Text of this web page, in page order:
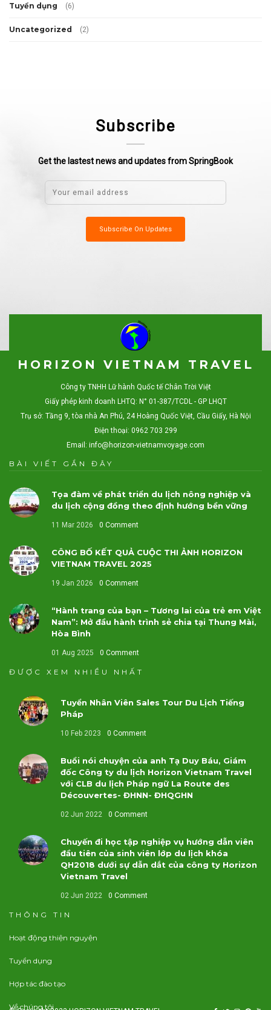
Tuyển dụng (6)
Uncategorized (2)
Subscribe
Get the lastest news and updates from SpringBook
HORIZON VIETNAM TRAVEL
Công ty TNHH Lữ hành Quốc tế Chân Trời Việt
Giấy phép kinh doanh LHTQ: N° 01-387/TCDL - GP LHQT
Trụ sở: Tầng 9, tòa nhà An Phú, 24 Hoàng Quốc Việt, Cầu Giấy, Hà Nội
Điện thoại: 0962 703 299
Email: info@horizon-vietnamvoyage.com
BÀI VIẾT GẦN ĐÂY
Tọa đàm về phát triển du lịch nông nghiệp và
du lịch cộng đồng theo định hướng bền vững
11 Mar 2026 0 Comment
CÔNG BỐ KẾT QUẢ CUỘC THI ẢNH HORIZON
VIETNAM TRAVEL 2025
19 Jan 2026 0 Comment
“Hành trang của bạn – Tương lai của trẻ em Việt
Nam”: Mở đầu hành trình sẻ chia tại Thung Mài,
Hòa Bình
01 Aug 2025 0 Comment
ĐƯỢC XEM NHIỀU NHẤT
Tuyển Nhân Viên Sales Tour Du Lịch Tiếng
Pháp
10 Feb 2023 0 Comment
Buổi nói chuyện của anh Tạ Duy Báu, Giám
đốc Công ty du lịch Horizon Vietnam Travel
với CLB du lịch Pháp ngữ La Route des
Découvertes- ĐHNN- ĐHQGHN
02 Jun 2022 0 Comment
Chuyến đi học tập nghiệp vụ hướng dẫn viên
đầu tiên của sinh viên lớp du lịch khóa
QH2018 dưới sự dẫn dắt của công ty Horizon
Vietnam Travel
02 Jun 2022 0 Comment
THÔNG TIN
Hoạt động thiện nguyện
Tuyển dụng
Hợp tác đào tạo
Về chúng tôi